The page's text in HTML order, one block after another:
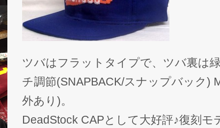
ツバはフラットタイプで、ツバ裏は
チ調節(SNAPBACK/スナップバック)
外あり)。
DeadStock CAPとして大好評♪復刻